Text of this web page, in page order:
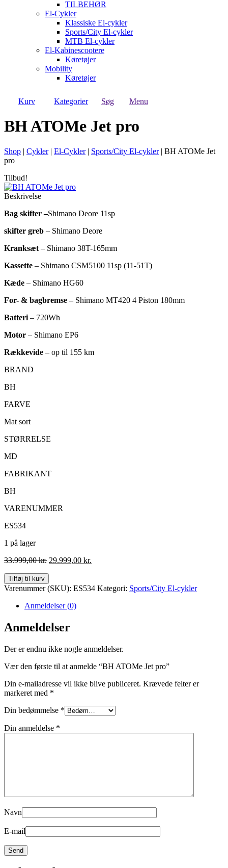
TILBEHØR
El-Cykler
Klassiske El-cykler
Sports/City El-cykler
MTB El-cykler
El-Kabinescootere
Køretøjer
Mobility
Køretøjer
Kurv Kategorier Søg Menu
BH ATOMe Jet pro
Shop | Cykler| El-Cykler| Sports/City El-cykler| BH ATOMe Jet
pro
Tilbud!
Beskrivelse
Bag skifter –Shimano Deore 11sp
skifter greb – Shimano Deore
Kranksæt – Shimano 38T-165mm
Kassette – Shimano CSM5100 11sp (11-51T)
Kæde – Shimano HG60
For- & bagbremse – Shimano MT420 4 Piston 180mm
Batteri – 720Wh
Motor – Shimano EP6
Rækkevide – op til 155 km
BRAND
BH
FARVE
Mat sort
STØRRELSE
MD
FABRIKANT
BH
VARENUMMER
ES534
1 på lager
33.999,00kr. Den
var:
29.999,00 kr.
er:
BH
ATOMe
Tilføj til kurv
Varenummer (SKU): ES534 Kategori: Sports/City El-cykler
Anmeldelser (0)
Anmeldelser
Der er endnu ikke nogle anmeldelser.
Vær den første til at anmelde “BH ATOMe Jet pro”
Din e-mailadresse vil ikke blive publiceret. Krævede felter er
markeret med *
Din bedømmelse *
Din anmeldelse *
Navn
E-mail